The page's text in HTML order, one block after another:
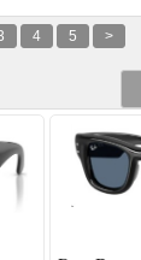
stili 30 yıl önce
olacak. Stillerinin
gözlüğün
sağlar.
her zaman
marka, her
Ban, başınabuyruk
En havalı ve
bir ilişki
'sıdır. Pilotlar,
markayı
öncülük etmiş bir
4 5
>